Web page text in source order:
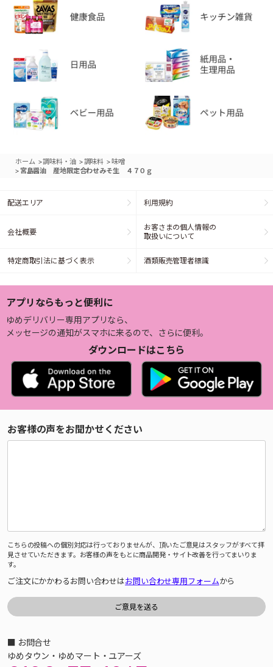
ホーム >調味料・油 >調味料 > 味噌
> 宮島醤油 産地限定合わせみそ生 ４７０ｇ
配送エリア 利用規約
会社概要
お客さまの個人情報の
取扱いについて
特定商取引法に基づく表示 酒類販売管理者標識
アプリならもっと便利に
ゆめデリバリー専用アプリなら、
メッセージの通知がスマホに来るので、さらに便利。
ダウンロードはこちら
お客様の声をお聞かせください
こちらの投稿への個別対応は行っておりませんが、頂いたご意見はスタッフがすべて拝
見させていただきます。お客様の声をもとに商品開発・サイト改善を行ってまいりま
す。
ご注文にかかわるお問い合わせはお問い合わせ専用フォームから
■ お問合せ
ゆめタウン・ゆめマート・ユアーズ